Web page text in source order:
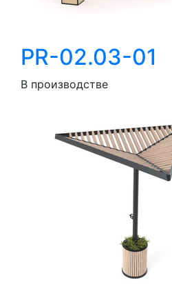
PR-02.03-01
В производстве